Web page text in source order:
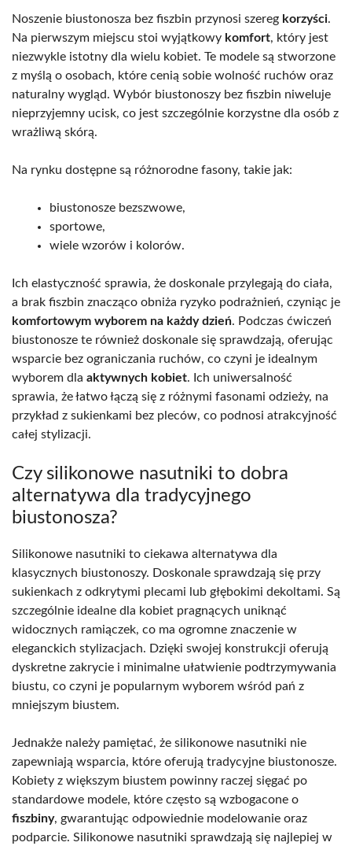
Noszenie biustonosza bez fiszbin przynosi szereg korzyści.
Na pierwszym miejscu stoi wyjątkowy komfort, który jest
niezwykle istotny dla wielu kobiet. Te modele są stworzone
z myślą o osobach, które cenią sobie wolność ruchów oraz
naturalny wygląd. Wybór biustonoszy bez fiszbin niweluje
nieprzyjemny ucisk, co jest szczególnie korzystne dla osób z
wrażliwą skórą.
Na rynku dostępne są różnorodne fasony, takie jak:
biustonosze bezszwowe,
sportowe,
wiele wzorów i kolorów.
Ich elastyczność sprawia, że doskonale przylegają do ciała,
a brak fiszbin znacząco obniża ryzyko podrażnień, czyniąc je
komfortowym wyborem na każdy dzień. Podczas ćwiczeń
biustonosze te również doskonale się sprawdzają, oferując
wsparcie bez ograniczania ruchów, co czyni je idealnym
wyborem dla aktywnych kobiet. Ich uniwersalność
sprawia, że łatwo łączą się z różnymi fasonami odzieży, na
przykład z sukienkami bez pleców, co podnosi atrakcyjność
całej stylizacji.
Czy silikonowe nasutniki to dobra
alternatywa dla tradycyjnego
biustonosza?
Silikonowe nasutniki to ciekawa alternatywa dla
klasycznych biustonoszy. Doskonale sprawdzają się przy
sukienkach z odkrytymi plecami lub głębokimi dekoltami. Są
szczególnie idealne dla kobiet pragnących uniknąć
widocznych ramiączek, co ma ogromne znaczenie w
eleganckich stylizacjach. Dzięki swojej konstrukcji oferują
dyskretne zakrycie i minimalne ułatwienie podtrzymywania
biustu, co czyni je popularnym wyborem wśród pań z
mniejszym biustem.
Jednakże należy pamiętać, że silikonowe nasutniki nie
zapewniają wsparcia, które oferują tradycyjne biustonosze.
Kobiety z większym biustem powinny raczej sięgać po
standardowe modele, które często są wzbogacone o
fiszbiny, gwarantując odpowiednie modelowanie oraz
podparcie. Silikonowe nasutniki sprawdzają się najlepiej w